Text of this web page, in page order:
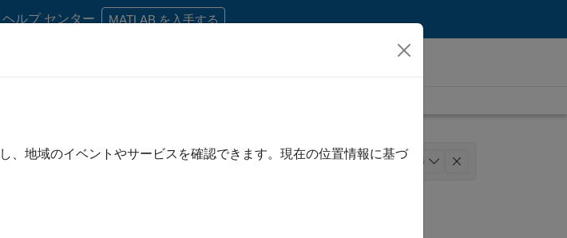
ヘルプ センター MATLAB を入手する
教育機関向けセールス インサイド セールス マーケティング サービス 4
、地域のイベントやサービスを確認できます。現在の位置情報に基づ